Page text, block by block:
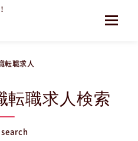
転職求人
転職求人検索